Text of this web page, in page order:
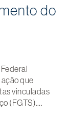
do
que
vinculadas
(FGTS)….